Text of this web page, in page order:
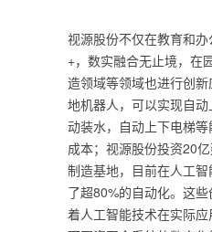
视源股份不仅在教育和
+，数实融合无止境，在
造领域等领域也进行创
地机器人，可以实现自
动装水，自动上下电梯
成本；视源股份投资20
制造基地，目前在人工
了超80%的自动化。这
着人工智能技术在实际